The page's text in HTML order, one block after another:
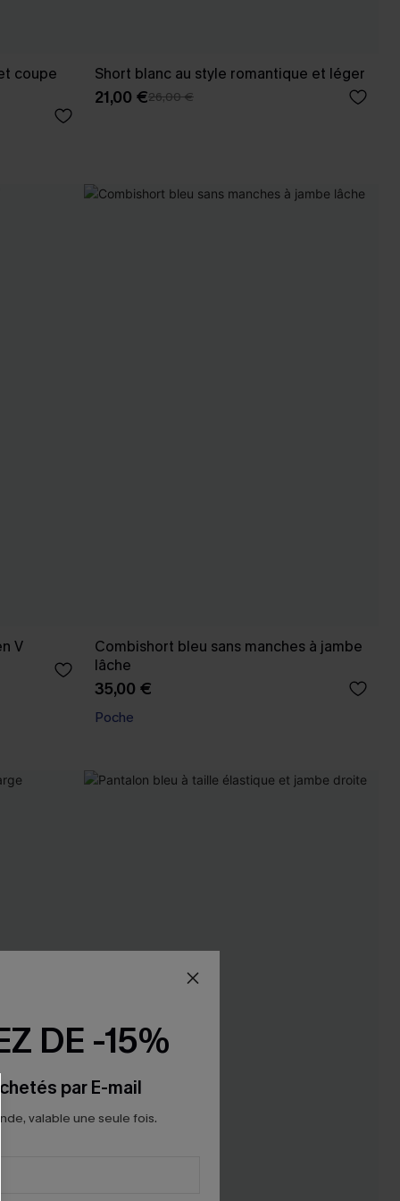
coupe
Short blanc au style romantique et léger
21,00 €26,00 €
V
Combishort bleu sans manches à jambe
lâche
35,00 €
Poche
DE -15%
par E-mail
valable une seule fois.